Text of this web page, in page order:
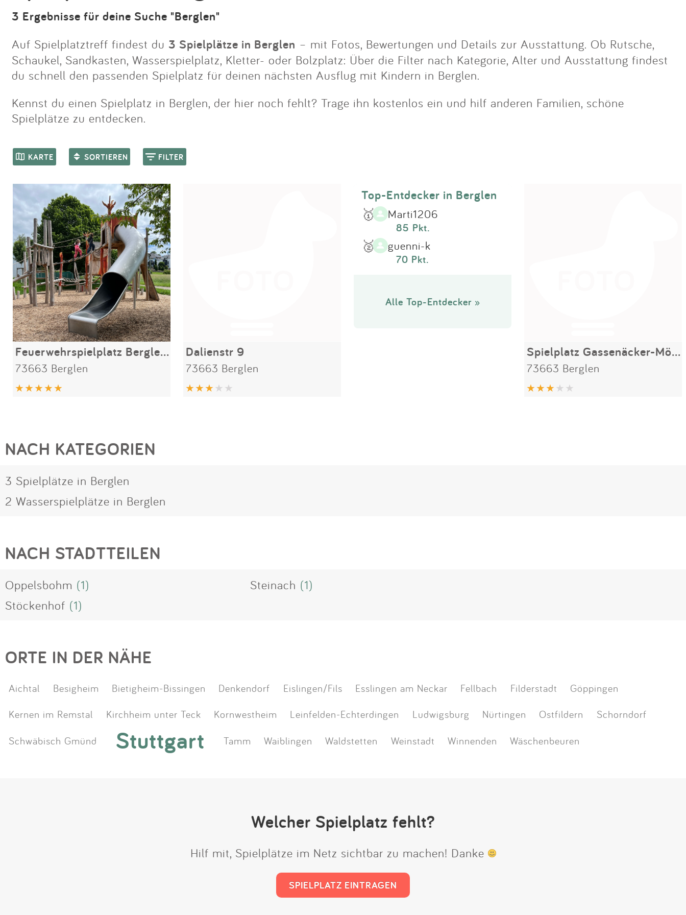
Anmelden
3 Ergebnisse für deine Suche "Berglen"
Auf Spielplatztreff findest du 3 Spielplätze in Berglen – mit Fotos, Bewertungen und Details zur Ausstattung. Ob Rutsche,
Schaukel, Sandkasten, Wasserspielplatz, Kletter- oder Bolzplatz: Über die Filter nach Kategorie, Alter und Ausstattung findest
du schnell den passenden Spielplatz für deinen nächsten Ausflug mit Kindern in Berglen.
Kennst du einen Spielplatz in Berglen, der hier noch fehlt? Trage ihn kostenlos ein und hilf anderen Familien, schöne
Spielplätze zu entdecken.
KARTE SORTIEREN FILTER
Feuerwehrspielplatz Berglen-Steinach
73663 Berglen
Dalienstr 9
73663 Berglen
Top-Entdecker in Berglen
🥇 Marti1206
85 Pkt.
🥈 guenni-k
70 Pkt.
Alle Top-Entdecker »
Spielplatz Gassenäcker-Mörgelen
73663 Berglen
NACH KATEGORIEN
3 Spielplätze in Berglen
2 Wasserspielplätze in Berglen
NACH STADTTEILEN
Oppelsbohm (1) Steinach (1)
Stöckenhof (1)
ORTE IN DER NÄHE
Aichtal Besigheim Bietigheim-Bissingen Denkendorf Eislingen/Fils Esslingen am Neckar Fellbach Filderstadt
Göppingen
Kernen im Remstal
Kirchheim unter Teck Kornwestheim Leinfelden-Echterdingen Ludwigsburg Nürtingen Ostfildern
Schorndorf
Schwäbisch Gmünd
Stuttgart Tamm Waiblingen Waldstetten Weinstadt Winnenden Wäschenbeuren
Welcher Spielplatz fehlt?
Hilf mit, Spielplätze im Netz sichtbar zu machen! Danke
SPIELPLATZ EINTRAGEN